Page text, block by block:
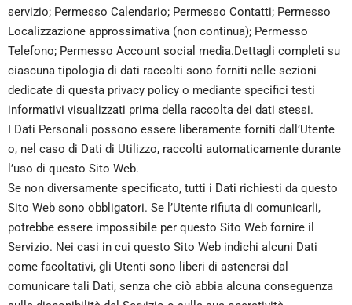
servizio; Permesso Calendario; Permesso Contatti; Permesso
Localizzazione approssimativa (non continua); Permesso
Telefono; Permesso Account social media.Dettagli completi su
ciascuna tipologia di dati raccolti sono forniti nelle sezioni
dedicate di questa privacy policy o mediante specifici testi
informativi visualizzati prima della raccolta dei dati stessi.
I Dati Personali possono essere liberamente forniti dall’Utente
o, nel caso di Dati di Utilizzo, raccolti automaticamente durante
l’uso di questo Sito Web.
Se non diversamente specificato, tutti i Dati richiesti da questo
Sito Web sono obbligatori. Se l’Utente rifiuta di comunicarli,
potrebbe essere impossibile per questo Sito Web fornire il
Servizio. Nei casi in cui questo Sito Web indichi alcuni Dati
come facoltativi, gli Utenti sono liberi di astenersi dal
comunicare tali Dati, senza che ciò abbia alcuna conseguenza